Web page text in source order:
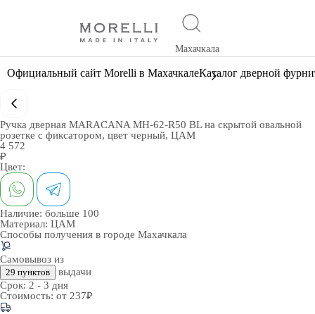
Махачкала
Официальный сайт Morelli в МахачкалеКаталог дверной
Ручка дверная MARACANA MH-62-R50 BL на скрытой овальной
розетке с фиксатором, цвет черный, ЦАМ
4 572
₽
Цвет:
Наличие: больше 100
Материал: ЦАМ
Способы получения в городе Махачкала
Самовывоз из
29 пунктов
выдачи
Срок: 2 - 3 дня
Стоимость: от 237₽